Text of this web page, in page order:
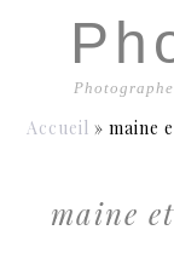
Accueil »maine
maine